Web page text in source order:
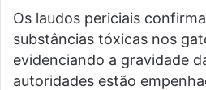
Os laudos periciais
substâncias tóxicas nos
evidenciando a gravidade
autoridades estão